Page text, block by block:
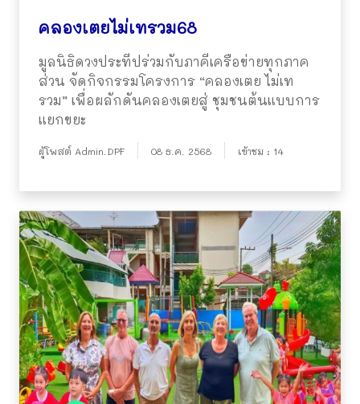
คลองเตยไม่เทรวม68
มูลนิธิดวงประทีปร่วมกับภาคีเครือข่ายทุกภาค
ส่วน จัดกิจกรรมโครงการ “คลองเตย ไม่เท
รวม” เพื่อผลักดันคลองเตยสู่ ชุมชนต้นแบบการ
แยกขยะ
ผู้โพสต์ Admin.DPF 08 ธ.ค. 2568 เข้าชม : 14